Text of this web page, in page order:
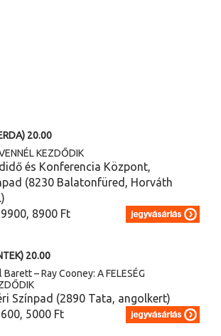
20.00
KEZDŐDIK
és Konferencia Központ,
(8230 Balatonfüred, Horváth
8900 Ft
20.00
– Ray Cooney: A FELESÉG
Színpad (2890 Tata, angolkert)
5000 Ft